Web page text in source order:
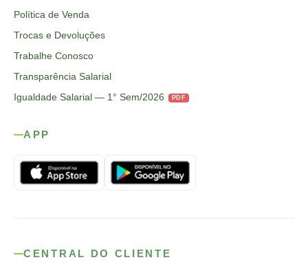
Política de Venda
Trocas e Devoluções
Trabalhe Conosco
Transparência Salarial
Igualdade Salarial — 1° Sem/2026
PDF
APP
CENTRAL DO CLIENTE